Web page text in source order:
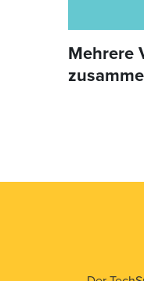
Mehrere